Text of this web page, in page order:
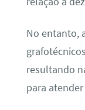
No entanto,
resultando
para